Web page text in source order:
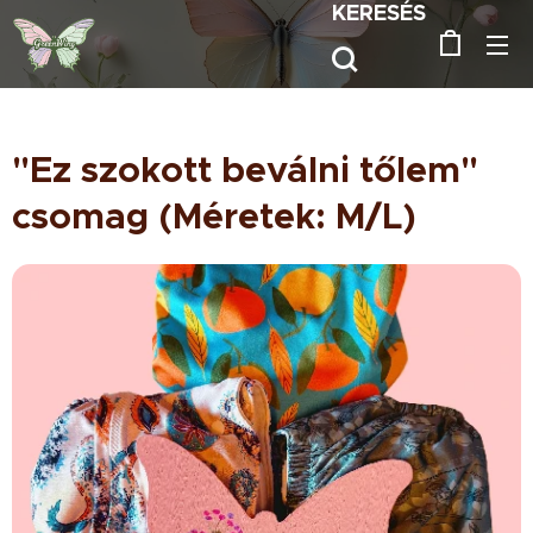
KERESÉS
"Ez szokott beválni tőlem"
csomag (Méretek: M/L)